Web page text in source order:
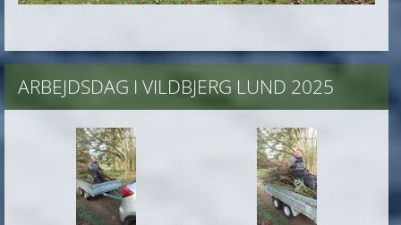
ARBEJDSDAG I VILDBJERG LUND 2025